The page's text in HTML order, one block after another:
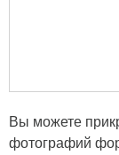
Вы можете
фотографий